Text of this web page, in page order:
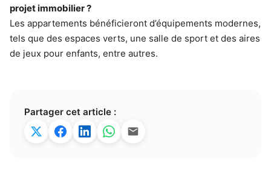
projet immobilier ?
Les appartements bénéficieront d’équipements modernes,
tels que des espaces verts, une salle de sport et des aires
de jeux pour enfants, entre autres.
Partager cet article :